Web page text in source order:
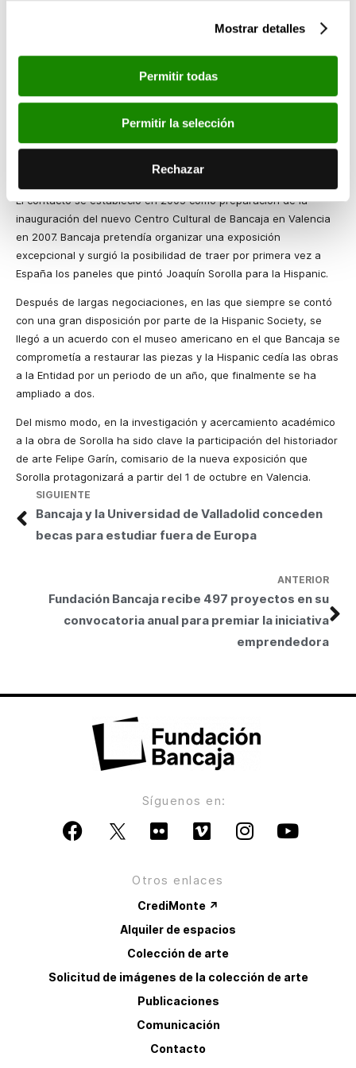
Mostrar detalles
Permitir todas
Permitir la selección
Rechazar
el 10 de enero de 2010. Pondrá a la vista del público medio
, junto a obras de ambas colecciones no
Mar.
En todo el proyecto expositivo de Bancaja con la obra de Sorolla
El contacto se estableció en 2005 como preparación de la
inauguración del nuevo Centro Cultural de Bancaja en Valencia
en 2007. Bancaja pretendía organizar una exposición
excepcional y surgió la posibilidad de traer por primera vez a
España los paneles que pintó Joaquín Sorolla para la Hispanic.
Después de largas negociaciones, en las que siempre se contó
con una gran disposición por parte de la Hispanic Society, se
llegó a un acuerdo con el museo americano en el que Bancaja se
comprometía a restaurar las piezas y la Hispanic cedía las obras
a la Entidad por un periodo de un año, que finalmente se ha
ampliado a dos.
Del mismo modo, en la investigación y acercamiento académico
a la obra de Sorolla ha sido clave la participación del historiador
de arte Felipe Garín, comisario de la nueva exposición que
Sorolla protagonizará a partir del 1 de octubre en Valencia.
ANTERIOR
Fundación Bancaja recibe 497 proyectos en su
convocatoria anual para premiar la iniciativa
emprendedora
SIGUIENTE
Bancaja y la Universidad de Valladolid conceden
becas para estudiar fuera de Europa
Síguenos en:
Otros enlaces
CrediMonte ↗
Alquiler de espacios
Colección de arte
Solicitud de imágenes de la colección de arte
Publicaciones
Comunicación
Contacto